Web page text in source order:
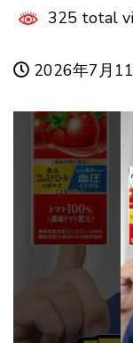
325 total
2026年7月